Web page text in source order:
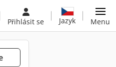
Přihlásit se Jazyk Menu